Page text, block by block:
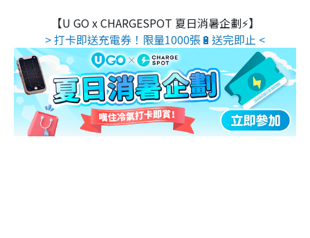
【U GO x CHARGESPOT 夏日消暑企劃⚡】
> 打卡即送充電券！限量1000張🔋送完即止 <